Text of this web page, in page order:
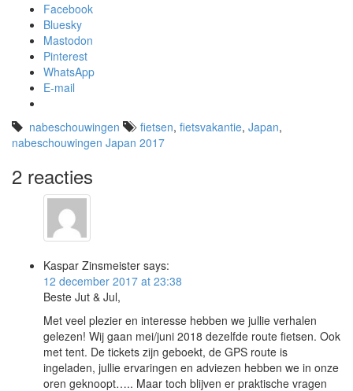
Facebook
Bluesky
Mastodon
Pinterest
WhatsApp
E-mail
nabeschouwingen fietsen, fietsvakantie, Japan,
nabeschouwingen Japan 2017
2 reacties
Kaspar Zinsmeister says:
12 december 2017 at 23:38
Beste Jut & Jul,
Met veel plezier en interesse hebben we jullie verhalen
gelezen! Wij gaan mei/juni 2018 dezelfde route fietsen. Ook
met tent. De tickets zijn geboekt, de GPS route is
ingeladen, jullie ervaringen en adviezen hebben we in onze
oren geknoopt….. Maar toch blijven er praktische vragen